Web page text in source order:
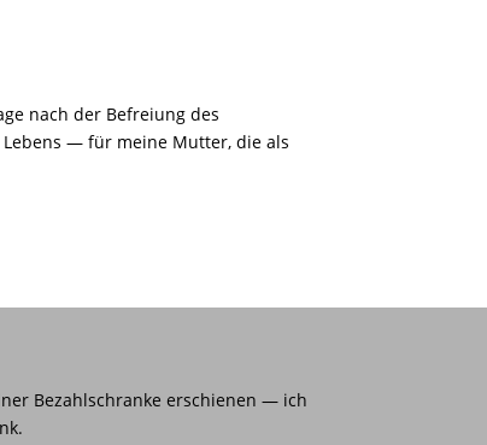
nach der Befreiung des
— für meine Mutter, die als
Bezahlschranke erschienen — ich